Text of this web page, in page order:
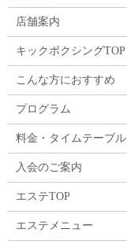
店舗案内
キックボクシングTOP
こんな方におすすめ
プログラム
料金・タイムテーブル
入会のご案内
エステTOP
エステメニュー